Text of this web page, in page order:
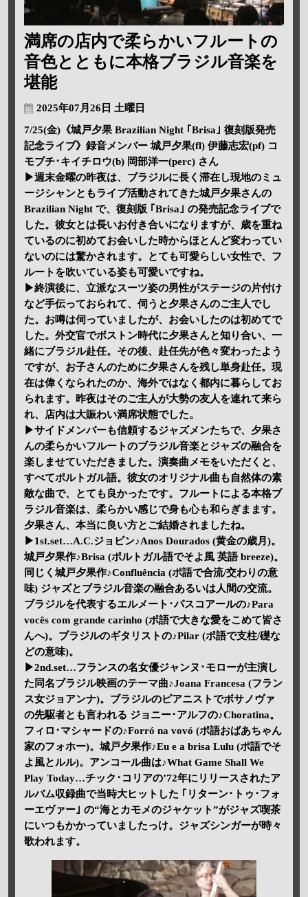
満席の店内で柔らかいフルートの
音色とともに本格ブラジル音楽を
堪能
2025年07月26日 土曜日
7/25(金)《城戸夕果 Brazilian Night ｢Brisa｣ 復刻版発売
記念ライブ》録音メンバー 城戸夕果(fl) 伊藤志宏(pf) コ
モブチ･キイチロウ(b) 岡部洋一(perc) さん
▶週末金曜の昨夜は、ブラジルに長く滞在し現地のミュ
ージシャンともライブ活動されてきた城戸夕果さんの
Brazilian Night で、復刻版 ｢Brisa｣ の発売記念ライブで
した。彼女とは長いお付き合いになりますが、歳を重ね
ているのに初めてお会いした時からほとんど変わってい
ないのには驚かされます。とても可愛らしい女性で、フ
ルートを吹いている姿も可愛いですね。
▶終演後に、立派なスーツ姿の男性がステージの片付け
など手伝っておられて、伺うと夕果さんのご主人でし
た。お噂は伺っていましたが、お会いしたのは初めてで
した。外交官でボストン時代に夕果さんと知り合い、一
緒にブラジル赴任。その後、赴任先が色々変わったよう
ですが、お子さんのために夕果さんを残し単身赴任。現
在は偉くなられたのか、海外ではなく都内に暮らしてお
られます。昨夜はそのご主人が大勢の友人を連れて来ら
れ、店内は大賑わい満席状態でした。
▶サイドメンバーも信頼するジャズメンたちで、夕果さ
んの柔らかいフルートのブラジル音楽とジャズの融合を
楽しませていただきました。演奏曲メモをいただくと、
すべてポルトガル語。彼女のオリジナル曲も自然体の素
敵な曲で、とても良かったです。フルートによる本格ブ
ラジル音楽は、柔らかい感じで身も心も和らぎまます。
夕果さん、本当に良い方とご結婚されましたね。
▶1st.set…A.C.ジョビン♪Anos Dourados (黄金の歳月)。
城戸夕果作♪Brisa (ポルトガル語でそよ風 英語 breeze)。
同じく城戸夕果作♪Confluência (ポ語で合流/交わりの意
味) ジャズとブラジル音楽の融合あるいは人間の交流。
ブラジルを代表するエルメート･パスコアールの♪Para
vocês com grande carinho (ポ語で大きな愛をこめて皆さ
んへ)。ブラジルのギタリストの♪Pilar (ポ語で支柱/礎な
どの意味)。
▶2nd.set…フランスの名女優ジャンヌ･モローが主演し
た同名ブラジル映画のテーマ曲♪Joana Francesa (フラン
ス女ジョアンナ)。ブラジルのピアニストでボサノヴァ
の先駆者とも言われる ジョニー･アルフの♪Choratina。
フィロ･マシャードの♪Forró na vovó (ポ語おばあちゃん
家のフォホー)。城戸夕果作♪Eu e a brisa Lulu (ポ語でそ
よ風とルル)。アンコール曲は♪What Game Shall We
Play Today…チック･コリアの’72年にリリースされたア
ルバム収録曲で当時大ヒットした ｢リターン･トゥ･フォ
ーエヴァー｣ の“海とカモメのジャケット”がジャズ喫茶
にいつもかかっていましたっけ。ジャズシンガーが時々
歌われます。